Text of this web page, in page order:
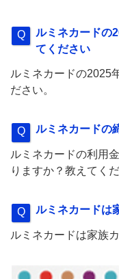
ルミネカードの
てください
ルミネカードの2025
ださい。
ルミネカードの
ルミネカードの利用
りますか？教えてくだ
ルミネカードは
ルミネカードは家族